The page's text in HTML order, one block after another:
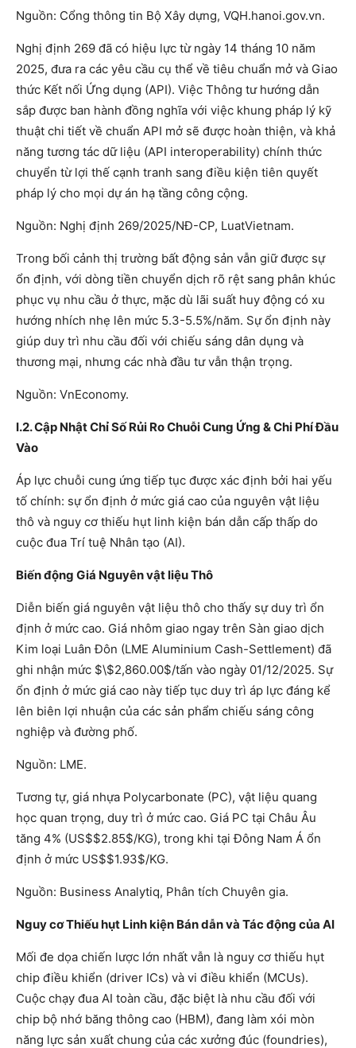
Nguồn: Cổng thông tin Bộ Xây dựng, VQH.hanoi.gov.vn.
Nghị định 269 đã có hiệu lực từ ngày 14 tháng 10 năm
2025, đưa ra các yêu cầu cụ thể về tiêu chuẩn mở và Giao
thức Kết nối Ứng dụng (API). Việc Thông tư hướng dẫn
sắp được ban hành đồng nghĩa với việc khung pháp lý kỹ
thuật chi tiết về chuẩn API mở sẽ được hoàn thiện, và khả
năng tương tác dữ liệu (API interoperability) chính thức
chuyển từ lợi thế cạnh tranh sang điều kiện tiên quyết
pháp lý cho mọi dự án hạ tầng công cộng.
Nguồn: Nghị định 269/2025/NĐ-CP, LuatVietnam.
Trong bối cảnh thị trường bất động sản vẫn giữ được sự
ổn định, với dòng tiền chuyển dịch rõ rệt sang phân khúc
phục vụ nhu cầu ở thực, mặc dù lãi suất huy động có xu
hướng nhích nhẹ lên mức 5.3-5.5%/năm. Sự ổn định này
giúp duy trì nhu cầu đối với chiếu sáng dân dụng và
thương mại, nhưng các nhà đầu tư vẫn thận trọng.
Nguồn: VnEconomy.
I.2. Cập Nhật Chỉ Số Rủi Ro Chuỗi Cung Ứng & Chi Phí Đầu
Vào
Áp lực chuỗi cung ứng tiếp tục được xác định bởi hai yếu
tố chính: sự ổn định ở mức giá cao của nguyên vật liệu
thô và nguy cơ thiếu hụt linh kiện bán dẫn cấp thấp do
cuộc đua Trí tuệ Nhân tạo (AI).
Biến động Giá Nguyên vật liệu Thô
Diễn biến giá nguyên vật liệu thô cho thấy sự duy trì ổn
định ở mức cao. Giá nhôm giao ngay trên Sàn giao dịch
Kim loại Luân Đôn (LME Aluminium Cash-Settlement) đã
ghi nhận mức $\$2,860.00$/tấn vào ngày 01/12/2025. Sự
ổn định ở mức giá cao này tiếp tục duy trì áp lực đáng kể
lên biên lợi nhuận của các sản phẩm chiếu sáng công
nghiệp và đường phố.
Nguồn: LME.
Tương tự, giá nhựa Polycarbonate (PC), vật liệu quang
học quan trọng, duy trì ở mức cao. Giá PC tại Châu Âu
tăng 4% (US$$2.85$/KG), trong khi tại Đông Nam Á ổn
định ở mức US$$1.93$/KG.
Nguồn: Business Analytiq, Phân tích Chuyên gia.
Nguy cơ Thiếu hụt Linh kiện Bán dẫn và Tác động của AI
Mối đe dọa chiến lược lớn nhất vẫn là nguy cơ thiếu hụt
chip điều khiển (driver ICs) và vi điều khiển (MCUs).
Cuộc chạy đua AI toàn cầu, đặc biệt là nhu cầu đối với
chip bộ nhớ băng thông cao (HBM), đang làm xói mòn
năng lực sản xuất chung của các xưởng đúc (foundries),